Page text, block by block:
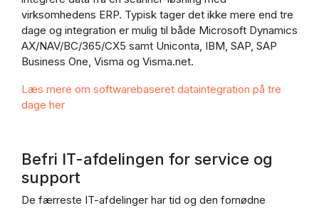
virksomhedens ERP. Typisk tager det ikke mere end tre
dage og integration er mulig til både Microsoft Dynamics
AX/NAV/BC/365/CX5 samt Uniconta, IBM, SAP, SAP
Business One, Visma og Visma.net.
Læs mere om softwarebaseret dataintegration på tre
dage her
Befri IT-afdelingen for service og
support
De færreste IT-afdelinger har tid og den fornødne